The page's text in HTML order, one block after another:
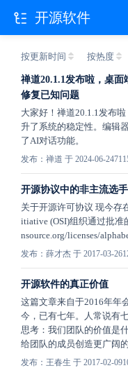
按更新时间 按热度
禅道20.1.1发布啦，桌
修复已知问题
大家好！禅道20.1.1发布
升了系统的稳定性。编辑
了AI对话功能。
发布：禅道 于 2024-06-24
开源协议中的非主流选手
关于开源许可协议 现今存
itiative (OSI)组织通过批准
nsource.org/licenses/
发布：薛才杰 于 2017-03-26
开源软件的真正价值
这篇文章来自于2016年年
今，已有七年。人常说有
思考：我们团队的价值是
给团队的成员创造更广阔
发布：王春生 于 2017-02-09
开源软件